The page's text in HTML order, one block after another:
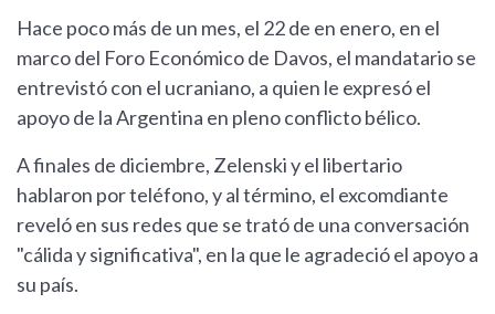
Hace poco más de un mes, el 22 de en enero, en el
marco del Foro Económico de Davos, el mandatario se
entrevistó con el ucraniano, a quien le expresó el
apoyo de la Argentina en pleno conflicto bélico.
A finales de diciembre, Zelenski y el libertario
hablaron por teléfono, y al término, el excomdiante
reveló en sus redes que se trató de una conversación
"cálida y significativa", en la que le agradeció el apoyo a
su país.